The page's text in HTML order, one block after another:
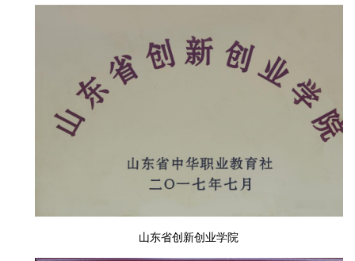
山东省创新创业学院